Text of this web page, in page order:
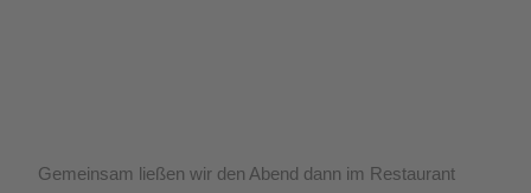
Gemeinsam ließen wir den Abend dann im Restaurant